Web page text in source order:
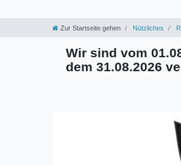
Zur Startseite gehen Nützliches
Wir sind vom
dem 31.08.2026